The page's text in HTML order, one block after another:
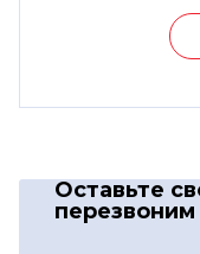
Оставьте
перезвоним